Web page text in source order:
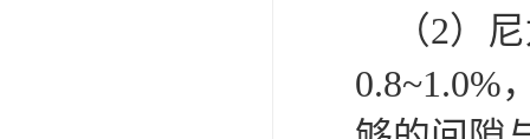
（2）尼
0.8~1.0%